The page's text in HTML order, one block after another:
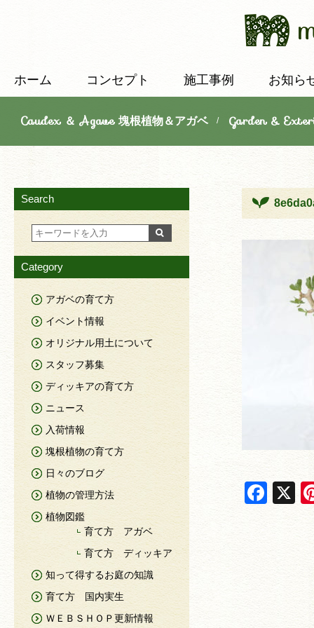
ホーム コンセプト 施工事例 お知ら
Caudex ＆ Agave 塊根植物＆アガベ/Garden &
F
X
Search
Category
アガベの育て方
イベント情報
オリジナル用土について
スタッフ募集
ディッキアの育て方
ニュース
入荷情報
塊根植物の育て方
日々のブログ
植物の管理方法
植物図鑑
育て方 アガベ
育て方 ディッキア
知って得するお庭の知識
育て方 国内実生
ＷＥＢＳＨＯＰ更新情報